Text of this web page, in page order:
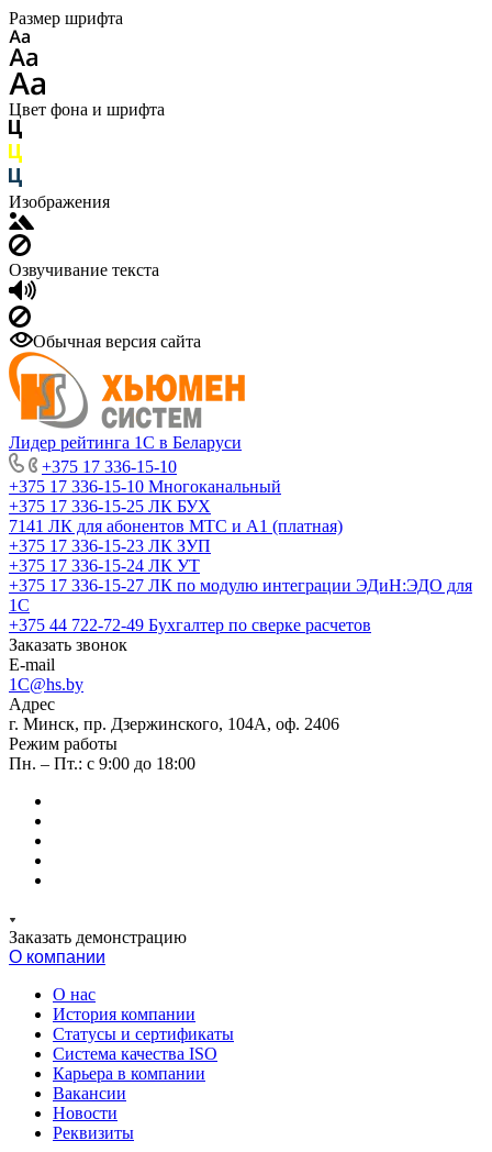
Размер шрифта
Цвет фона и шрифта
Изображения
Озвучивание текста
Обычная версия сайта
Лидер рейтинга 1С в Беларуси
+375 17 336-15-10
+375 17 336-15-10 Многоканальный
+375 17 336-15-25 ЛК БУХ
7141 ЛК для абонентов МТС и А1 (платная)
+375 17 336-15-23 ЛК ЗУП
+375 17 336-15-24 ЛК УТ
+375 17 336-15-27 ЛК по модулю интеграции ЭДиН:ЭДО для
1С
+375 44 722-72-49 Бухгалтер по сверке расчетов
Заказать звонок
E-mail
1C@hs.by
Адрес
г. Минск, пр. Дзержинского, 104А, оф. 2406
Режим работы
Пн. – Пт.: с 9:00 до 18:00
Заказать демонстрацию
О компании
О нас
История компании
Статусы и сертификаты
Система качества ISO
Карьера в компании
Вакансии
Новости
Реквизиты